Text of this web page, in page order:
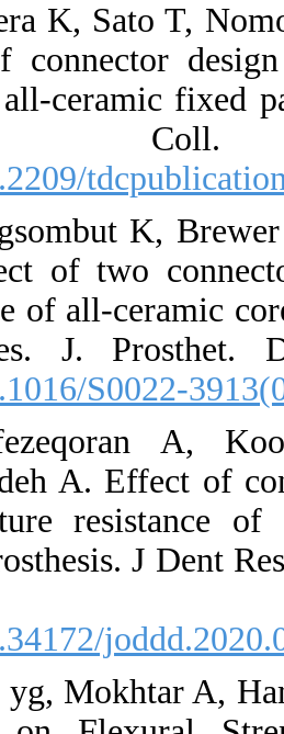
9. Onodera K,
Effect of
zirconia all-
Dent
[DOI:10.2209/
10.
EL. Effect of
resistance of
prostheses.
[DOI:10.1016/
11.
Akbarzadeh
the fracture
dental
[
12. lotfy yg,